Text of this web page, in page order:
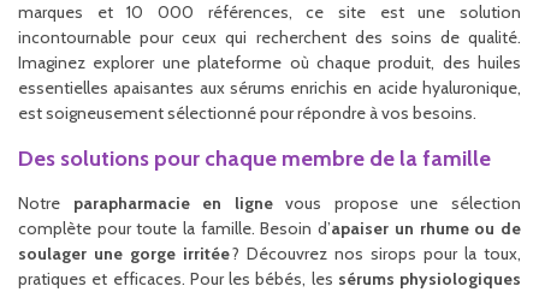
marques et 10 000 références, ce site est une solution
incontournable pour ceux qui recherchent des soins de qualité.
Imaginez explorer une plateforme où chaque produit, des huiles
essentielles apaisantes aux sérums enrichis en acide hyaluronique,
est soigneusement sélectionné pour répondre à vos besoins.
Des solutions pour chaque membre de la famille
Notre parapharmacie en lignevous propose une sélection
complète pour toute la famille. Besoin d’apaiser un rhume ou de
soulager une gorge irritée? Découvrez nos sirops pour la toux,
pratiques et efficaces. Pour les bébés, les sérums physiologiques